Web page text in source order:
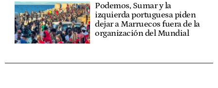
Podemos, Sumar y la
izquierda portuguesa piden
dejar a Marruecos fuera de la
organización del Mundial